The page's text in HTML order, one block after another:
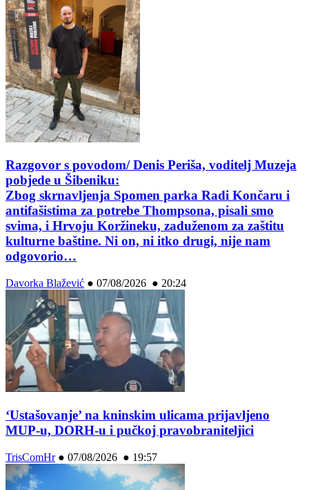
Razgovor s povodom/ Denis Periša, voditelj Muzeja
pobjede u Šibeniku:
Zbog skrnavljenja Spomen parka Radi Končaru i
antifašistima za potrebe Thompsona, pisali smo
svima, i Hrvoju Koržineku, zaduženom za zaštitu
kulturne baštine. Ni on, ni itko drugi, nije nam
odgovorio…
Davorka Blažević ● 07/08/2026 ● 20:24
‘Ustašovanje’ na kninskim ulicama prijavljeno
MUP-u, DORH-u i pučkoj pravobraniteljici
TrisComHr● 07/08/2026 ● 19:57